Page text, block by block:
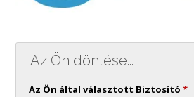
Az Ön döntése...
Az Ön által választott Biztosító *